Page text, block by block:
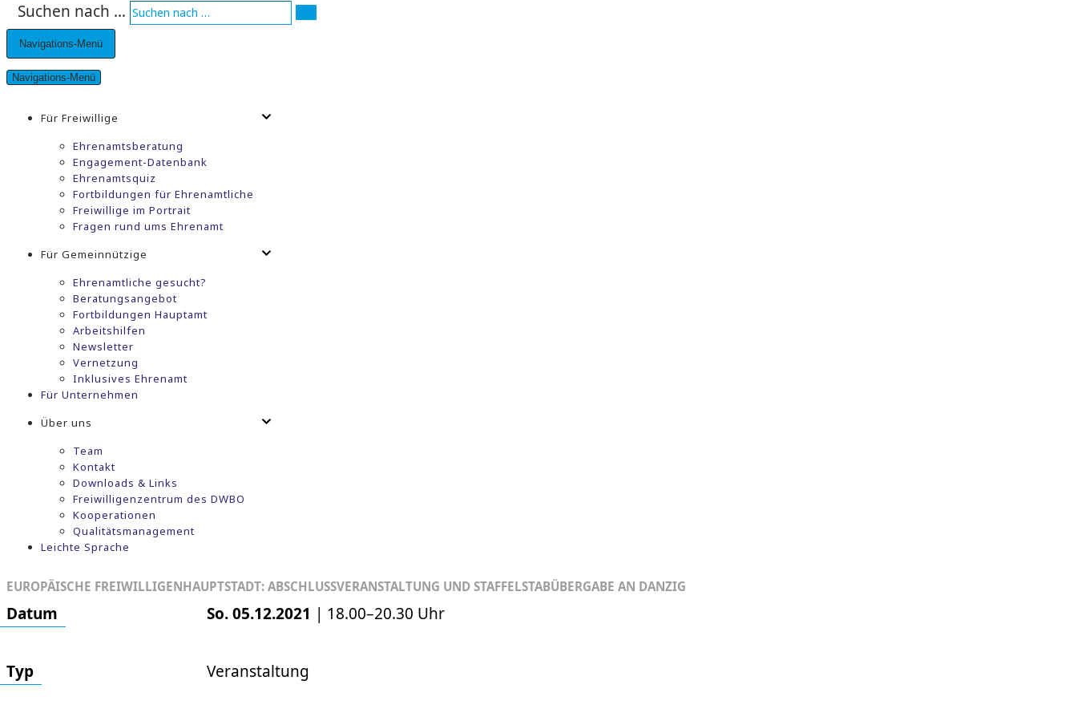
Suchen nach …
Navigations-Menü
Navigations-Menü
Für Freiwillige
Ehrenamtsberatung
Engagement-Datenbank
Ehrenamtsquiz
Fortbildungen für Ehrenamtliche
Freiwillige im Portrait
Fragen rund ums Ehrenamt
Für Gemeinnützige
Ehrenamtliche gesucht?
Beratungsangebot
Fortbildungen Hauptamt
Arbeitshilfen
Newsletter
Vernetzung
Inklusives Ehrenamt
Für Unternehmen
Über uns
Team
Kontakt
Downloads & Links
Freiwilligenzentrum des DWBO
Kooperationen
Qualitätsmanagement
Leichte Sprache
EUROPÄISCHE FREIWILLIGENHAUPTSTADT: ABSCHLUSSVERANSTALTUNG UND STAFFELSTABÜBERGABE AN DANZIG
Datum So. 05.12.2021 | 18.00–20.30 Uhr
Typ Veranstaltung